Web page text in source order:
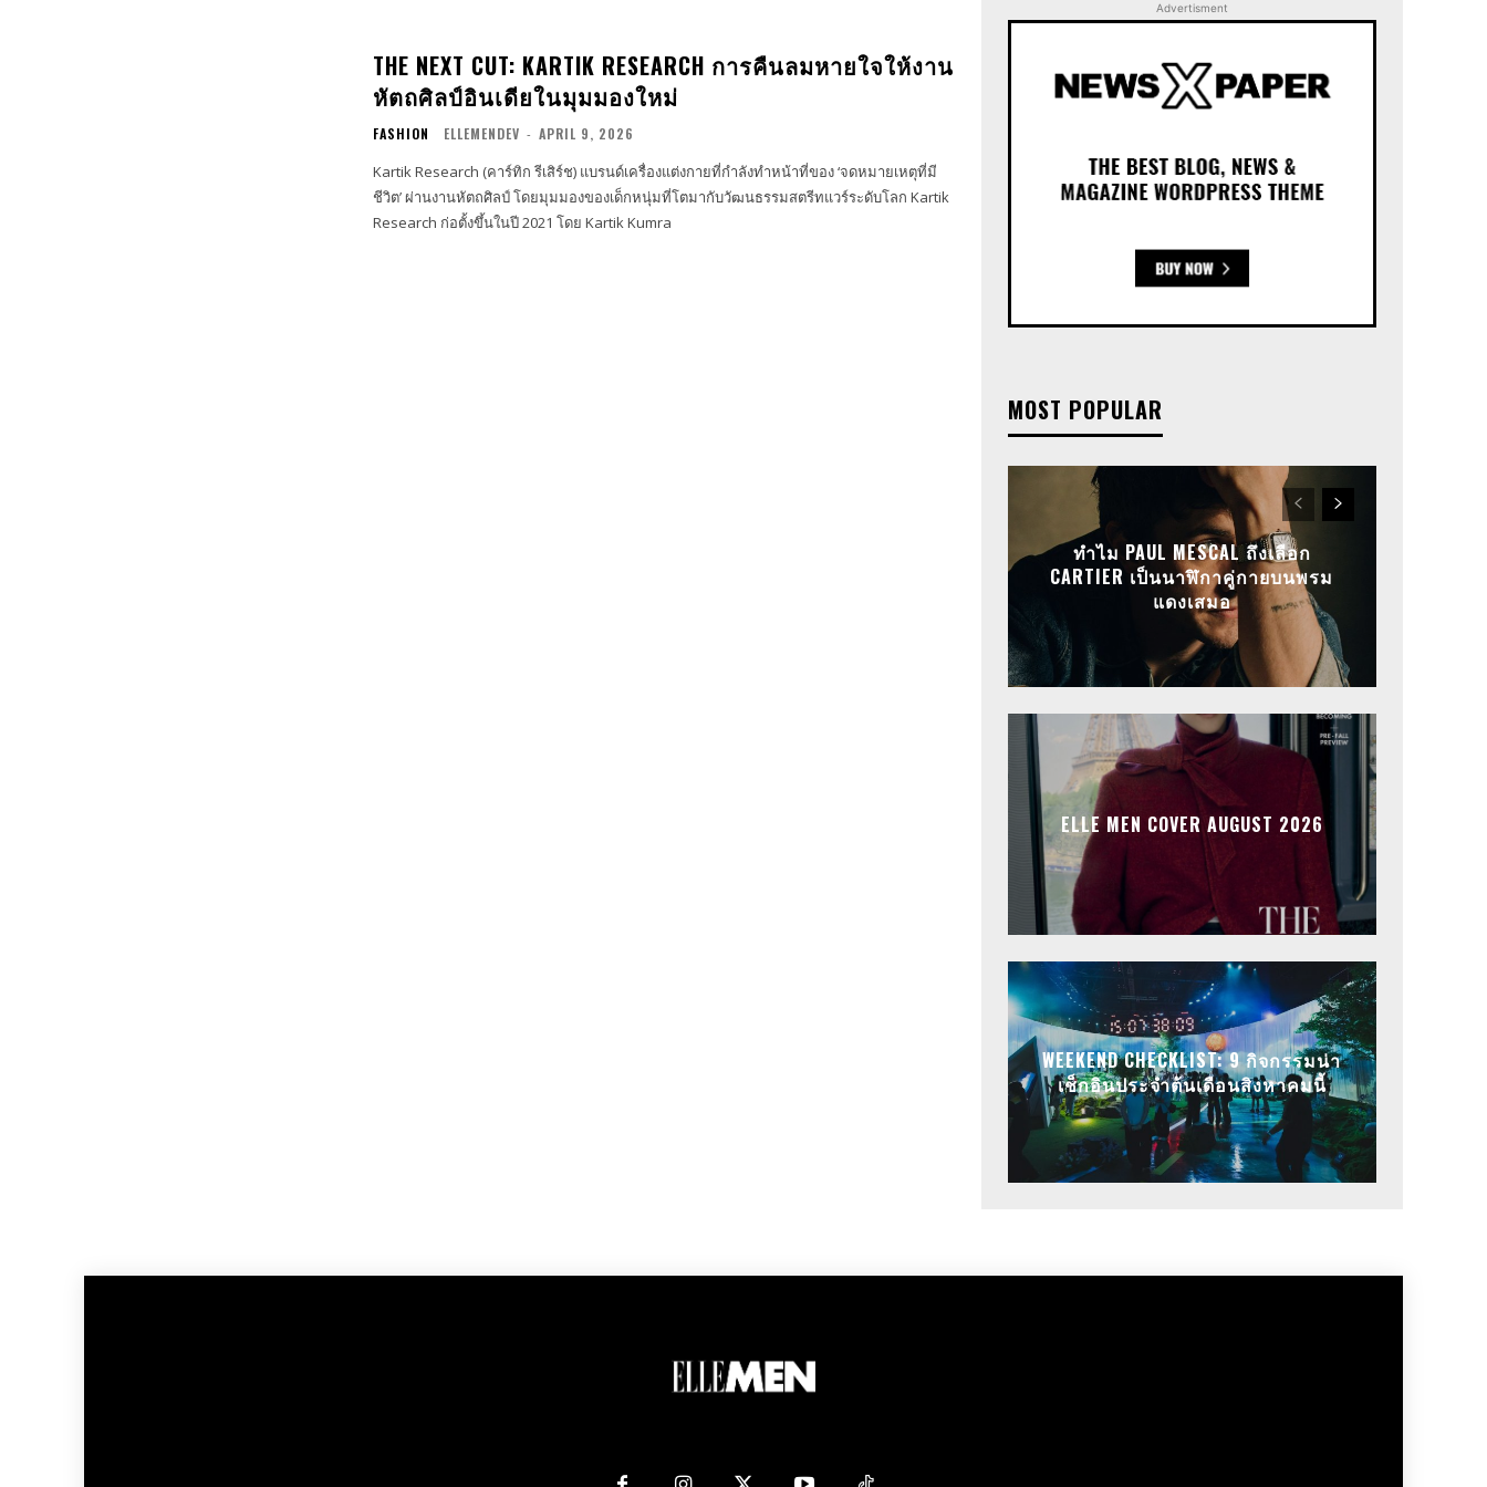
THE NEXT CUT: KARTIK RESEARCH การคืนลมหายใจให้งาน
หัตถศิลป์อินเดียในมุมมองใหม่
FASHION ELLEMENDEV - APRIL 9, 2026
Kartik Research (คาร์ทิก รีเสิร์ช) แบรนด์เครื่องแต่งกายที่กำลังทำหน้าที่ของ ‘จดหมายเหตุที่มี
ชีวิต’ ผ่านงานหัตถศิลป์ โดยมุมมองของเด็กหนุ่มที่โตมากับวัฒนธรรมสตรีทแวร์ระดับโลก Kartik
Research ก่อตั้งขึ้นในปี 2021 โดย Kartik Kumra
Advertisment
MOST POPULAR
ทำไม PAUL MESCAL ถึงเลือก
CARTIER เป็นนาฬิกาคู่กายบนพรม
แดงเสมอ
ELLE MEN COVER AUGUST 2026
WEEKEND CHECKLIST: 9 กิจกรรมน่า
เช็กอินประจำต้นเดือนสิงหาคมนี้